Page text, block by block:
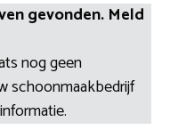
gevonden. Meld
nog geen
schoonmaakbedrijf